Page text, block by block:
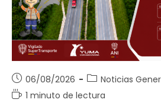
Publicación
de
06/08/2026
Categoría
de
Noticias
Tiempo
1 minuto de lectura